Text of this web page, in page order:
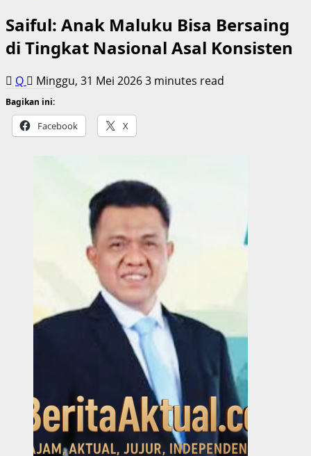
Saiful: Anak Maluku Bisa Bersaing
di Tingkat Nasional Asal Konsisten
Q Minggu, 31 Mei 20263 minutes read
Bagikan ini:
Facebook X